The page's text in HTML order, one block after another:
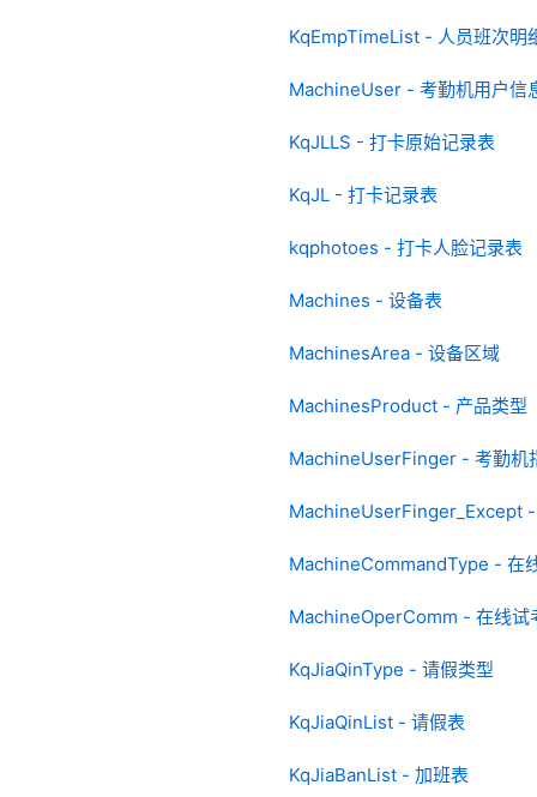
KqEmpTimeList - 人员班次明
MachineUser - 考勤机用户信
KqJLLS - 打卡原始记录表
KqJL - 打卡记录表
kqphotoes - 打卡人脸记录表
Machines - 设备表
MachinesArea - 设备区域
MachinesProduct - 产品类型
MachineUserFinger - 考勤机
MachineUserFinger_Except -
MachineCommandType - 在
MachineOperComm - 在线试
KqJiaQinType - 请假类型
KqJiaQinList - 请假表
KqJiaBanList - 加班表